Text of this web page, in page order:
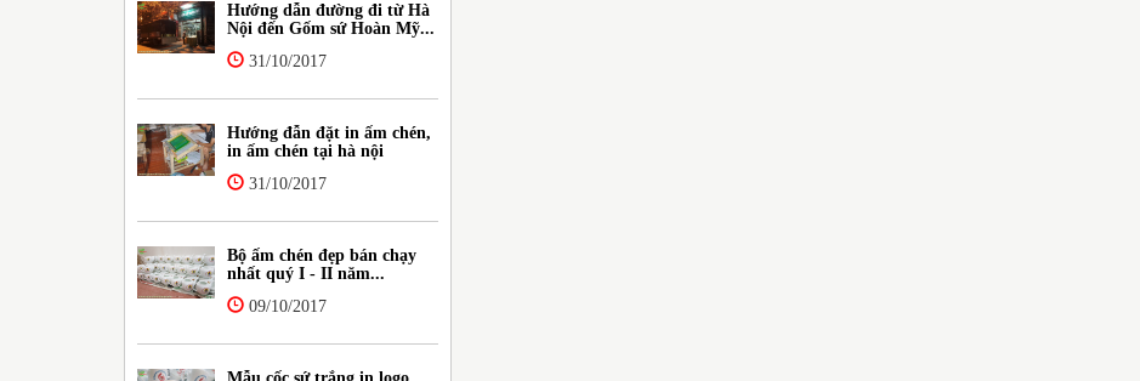
Hướng dẫn đường đi từ Hà
Nội đến Gốm sứ Hoàn Mỹ...
31/10/2017
Hướng đẫn đặt in ấm chén,
in ấm chén tại hà nội
31/10/2017
Bộ ấm chén đẹp bán chạy
nhất quý I - II năm...
09/10/2017